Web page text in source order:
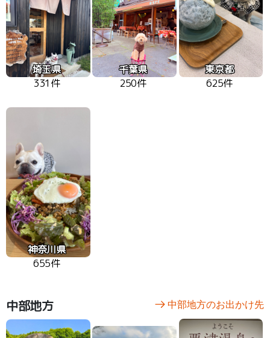
埼玉県
331件
千葉県
250件
東京都
625件
神奈川県
655件
中部地方 中部地方のお出かけ先